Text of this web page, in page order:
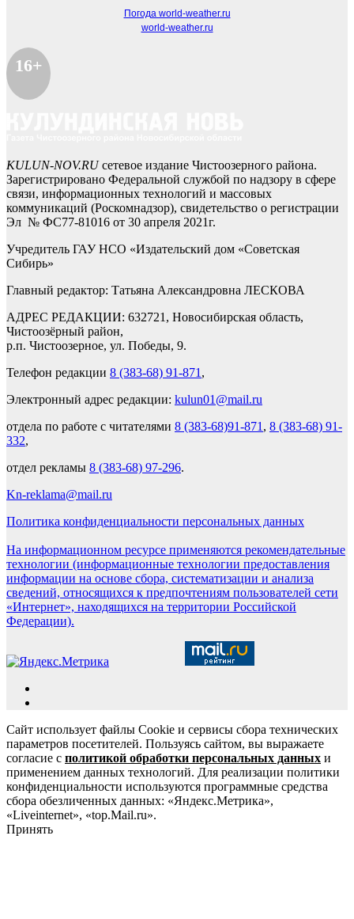
Погода world-weather.ru
world-weather.ru
16+
KULUN-NOV.RUсетевое издание Чистоозерного района.
Зарегистрировано Федеральной службой по надзору в сфере
связи, информационных технологий и массовых
коммуникаций (Роскомнадзор), свидетельство о регистрации
Эл № ФС77-81016 от 30 апреля 2021г.
Учредитель ГАУ НСО «Издательский дом «Советская
Сибирь»
Главный редактор: Татьяна Александровна ЛЕСКОВА
АДРЕС РЕДАКЦИИ: 632721, Новосибирская область,
Чистоозёрный район,
р.п. Чистоозерное, ул. Победы, 9.
Телефон редакции 8 (383-68) 91-871 ,
Электронный адрес редакции: kulun01@mail.ru
отдела по работе с читателями 8 (383-68)91-871 , 8 (383-68) 91-
332,
отдел рекламы 8 (383-68) 97-296.
Kn-reklama@mail.ru
Политика конфиденциальности персональных данных
На информационном ресурсе применяются рекомендательные
технологии (информационные технологии предоставления
информации на основе сбора, систематизации и анализа
сведений, относящихся к предпочтениям пользователей сети
«Интернет», находящихся на территории Российской
Федерации).
Сайт использует файлы Cookie и сервисы сбора технических
параметров посетителей. Пользуясь сайтом, вы выражаете
согласие с политикой обработки персональных данных и
применением данных технологий. Для реализации политики
конфиденциальности используются программные средства
сбора обезличенных данных: «Яндекс.Метрика»,
«Liveinternet», «top.Mail.ru».
Принять